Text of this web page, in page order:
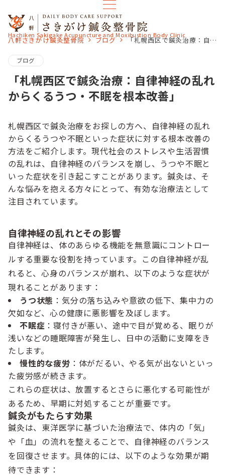
Hachiken Sakigake Acupuncture and Moxibustion Body Clinic
八軒さきがけ鍼灸整骨院 ブログ 「札幌西区で鍼灸治療：自律神経の乱れからくるうつ・不眠を根本改善」
ブログ
「札幌西区で鍼灸治療：自律神経の乱れ
からくるうつ・不眠を根本改善」
札幌西区で鍼灸治療をお探しの方へ、自律神経の乱れ
からくるうつや不眠といった症状に対する根本改善の
方法をご紹介します。現代社会のストレスや生活習慣
の乱れは、自律神経のバランスを崩し、うつや不眠と
いった症状を引き起こすことがあります。鍼灸は、そ
んな悩みを抱える方々にとって、有効な治療法として
注目されています。
自律神経の乱れとその影響
自律神経は、体のあらゆる機能を無意識にコントロー
ルする重要な役割を持っています。この自律神経が乱
れると、心身のバランスが崩れ、以下のような症状が
現れることがあります：
うつ状態 ：気分の落ち込みや意欲の低下、集中力の
欠如など、心の健康に悪影響を及ぼします。
不眠症 ：寝付きが悪い、途中で目が覚める、眠りが
浅いなどの睡眠障害が発生し、日中の活動に支障をき
たします。
慢性的な疲労 ：体がだるい、やる気が出ないといっ
た疲労感が続きます。
これらの症状は、放置するとさらに悪化する可能性が
あるため、早期に対処することが重要です。
鍼灸がもたらす効果
鍼灸は、東洋医学に基づいた治療法で、体内の「気」
や「血」の流れを整えることで、自律神経のバランス
を回復させます。具体的には、以下のような効果が期
待できます：